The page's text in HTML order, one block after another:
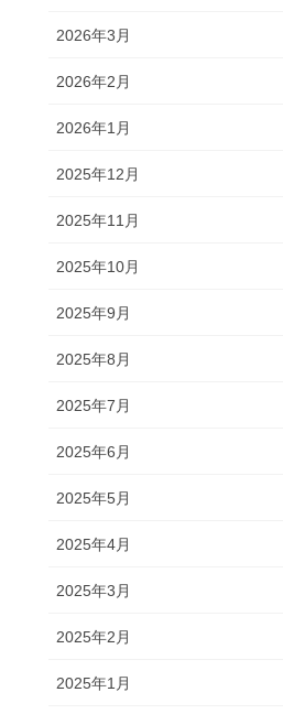
2026年3月
2026年2月
2026年1月
2025年12月
2025年11月
2025年10月
2025年9月
2025年8月
2025年7月
2025年6月
2025年5月
2025年4月
2025年3月
2025年2月
2025年1月